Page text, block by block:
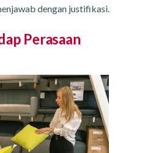
dengan justifikasi.
Perasaan